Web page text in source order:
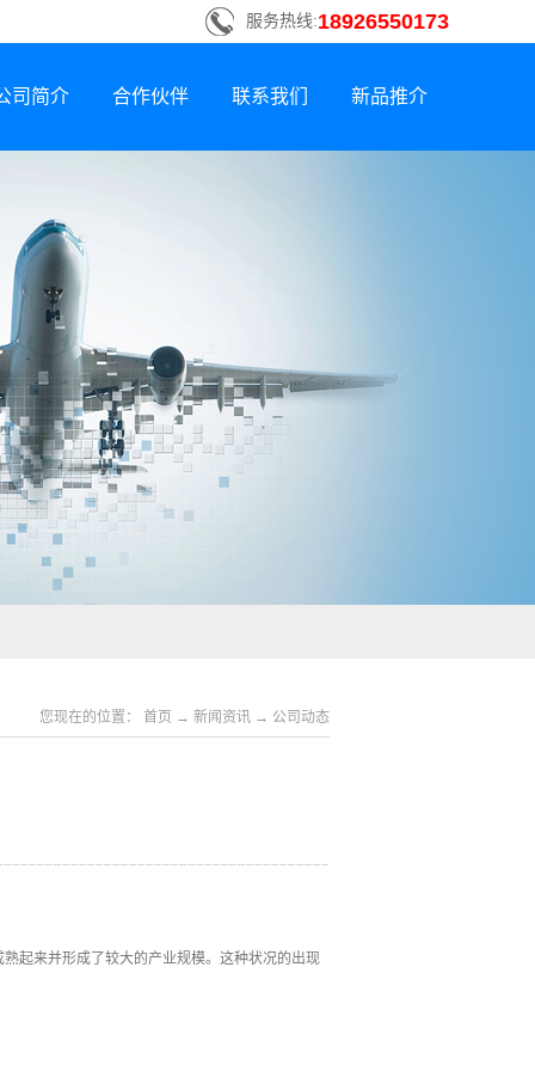
服务热线:18926550173
司简介 合作伙伴 联系我们 新品推介
您现在的位置： 首页 → 新闻资讯 → 公司动态
熟起来并形成了较大的产业规模。这种状况的出现